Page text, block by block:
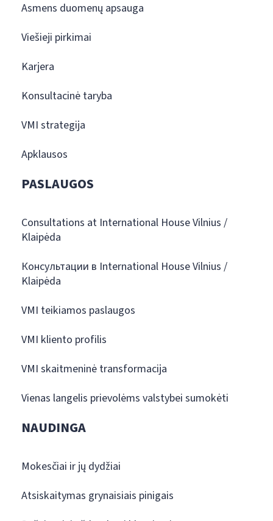
Asmens duomenų apsauga
Viešieji pirkimai
Karjera
Konsultacinė taryba
VMI strategija
Apklausos
PASLAUGOS
Consultations at International House Vilnius /
Klaipėda
Консультации в International House Vilnius /
Klaipėda
VMI teikiamos paslaugos
VMI kliento profilis
VMI skaitmeninė transformacija
Vienas langelis prievolėms valstybei sumokėti
NAUDINGA
Mokesčiai ir jų dydžiai
Atsiskaitymas grynaisiais pinigais